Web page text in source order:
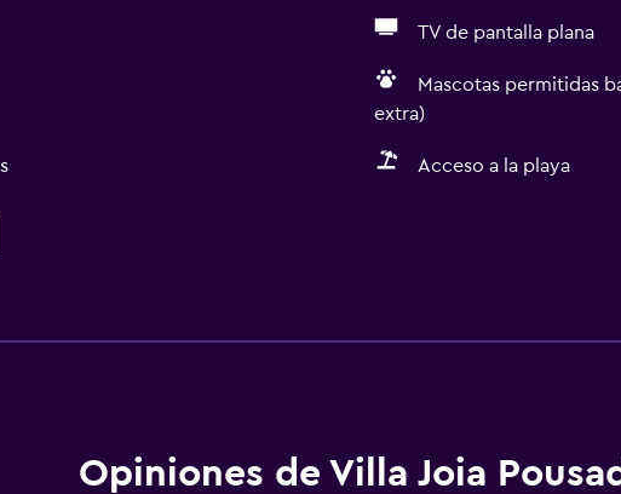
TV de pantalla plana
Mascotas permitidas
extra)
Acceso a la playa
Opiniones de Villa Joia